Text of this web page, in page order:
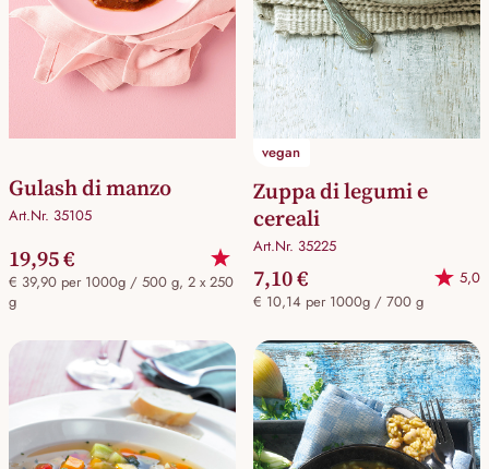
Gulash di manzo
Art.Nr. 35105
19,95 €
€ 39,90 per 1000g / 500 g, 2 x 250
g
vegan
Zuppa di legumi e
cereali
Art.Nr. 35225
7,10 €
5,0
€ 10,14 per 1000g / 700 g